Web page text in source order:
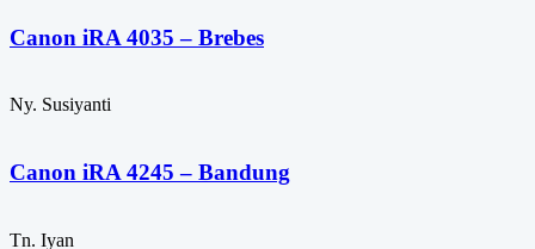
Canon iRA 4035 – Brebes
Ny. Susiyanti
Canon iRA 4245 – Bandung
Tn. Iyan